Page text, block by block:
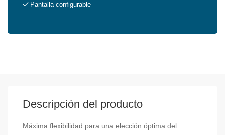
Pantalla configurable
Descripción del producto
Máxima flexibilidad para una elección óptima del